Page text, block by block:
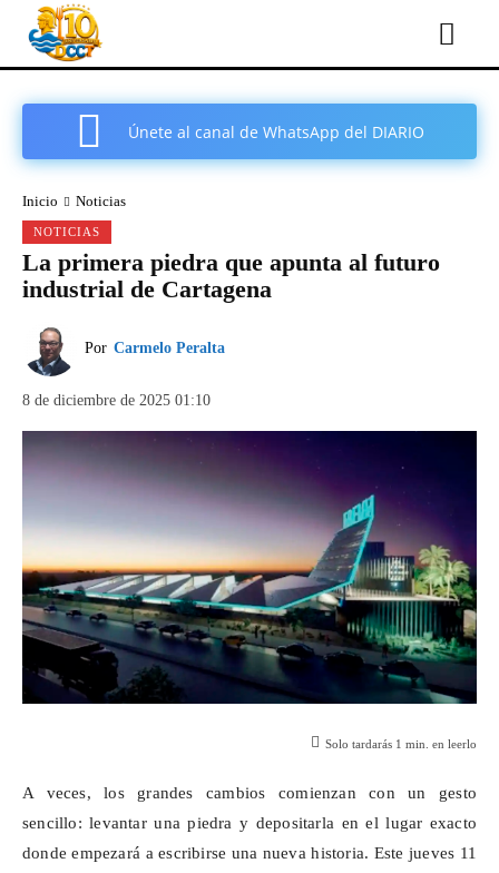
Únete al canal de WhatsApp del DIARIO
Inicio Noticias
NOTICIAS
La primera piedra que apunta al futuro
industrial de Cartagena
Por Carmelo Peralta
8 de diciembre de 2025 01:10
Solo tardarás 1 min. en leerlo
A veces, los grandes cambios comienzan con un gesto
sencillo: levantar una piedra y depositarla en el lugar exacto
donde empezará a escribirse una nueva historia. Este jueves 11